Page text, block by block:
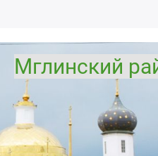
Мглинский